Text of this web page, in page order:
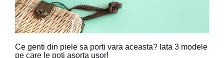
Ce genti din piele sa porti vara aceasta? Iata 3 modele
pe care le poti asorta usor!